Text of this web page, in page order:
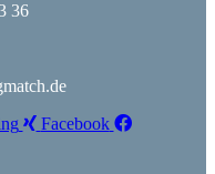
36
Facebook